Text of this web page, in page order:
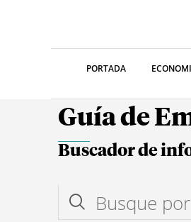
PORTADA
Guía de
Buscador de